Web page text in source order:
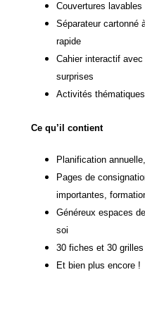
Couvertures lavables
Séparateur cartonné
rapide
Cahier interactif
surprises
Activités
Ce qu’il contient
Planification
Pages de
importantes,
Généreux espaces
soi
30 fiches et 30
Et bien plus encore !